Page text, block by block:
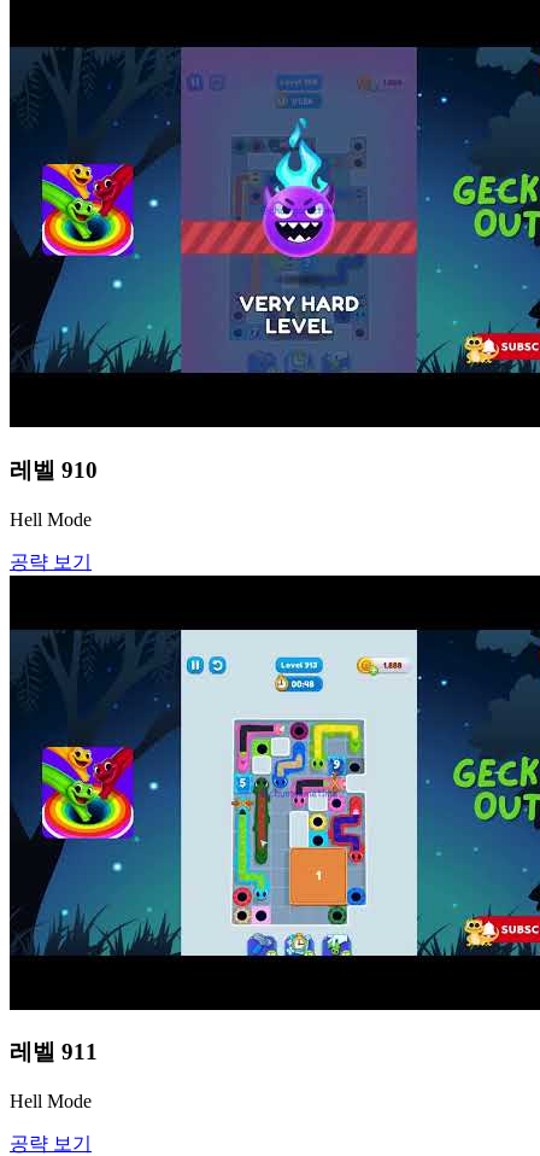
레벨 910
Hell Mode
공략 보기
레벨 911
Hell Mode
공략 보기